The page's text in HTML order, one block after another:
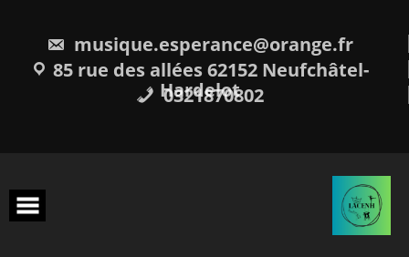
musique.esperance@orange.fr
85 rue des allées 62152 Neufchâtel-
Hardelot
0321870802